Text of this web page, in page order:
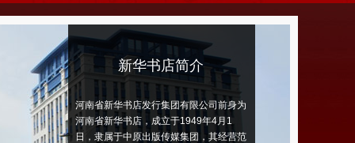
新华书店简介
河南省新华书店发行集团有限公司前身为
河南省新华书店，成立于1949年4月1
日，隶属于中原出版传媒集团，其经营范